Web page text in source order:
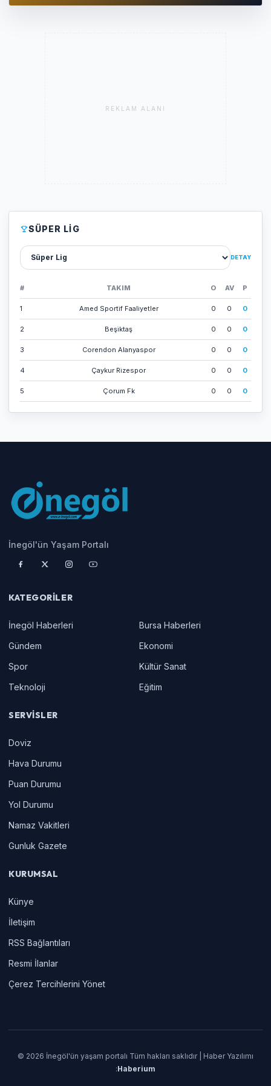
REKLAM ALANI
SÜPER LIG
Lig sec DETAY
# TAKIM O AV P
1 Amed Sporti̇f Faali̇yetler 0 0 0
2 Beşi̇ktaş 0 0 0
3 Corendon Alanyaspor 0 0 0
4 Çaykur Ri̇zespor 0 0 0
5 Çorum Fk 0 0 0
İnegöl'ün Yaşam Portalı
KATEGORILER
İnegöl Haberleri
Bursa Haberleri
Gündem
Ekonomi
Spor
Kültür Sanat
Teknoloji
Eğitim
SERVISLER
Doviz
Hava Durumu
Puan Durumu
Yol Durumu
Namaz Vakitleri
Gunluk Gazete
KURUMSAL
Künye
İletişim
RSS Bağlantıları
Resmi İlanlar
Çerez Tercihlerini Yönet
© 2026 İnegöl'ün yaşam portalı Tüm hakları saklıdır | Haber Yazılımı
:Haberium